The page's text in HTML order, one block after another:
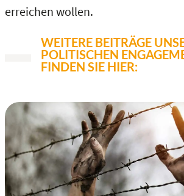
erreichen wollen.
WEITERE BEITRÄGE
POLITISCHEN
FINDEN SIE HIER: